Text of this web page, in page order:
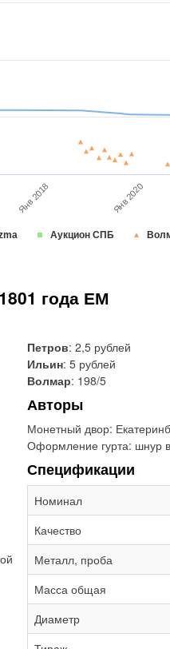
Аукцион СПБ
Янв 2018 Янв 2020
года ЕМ
Петров: 2,5 рублей
Ильин: 5 рублей
Волмар: 198/5
Авторы
Монетный двор:
Оформление гурта: шнур
Спецификации
Номинал
Качество
Металл, проба
Масса общая
Диаметр